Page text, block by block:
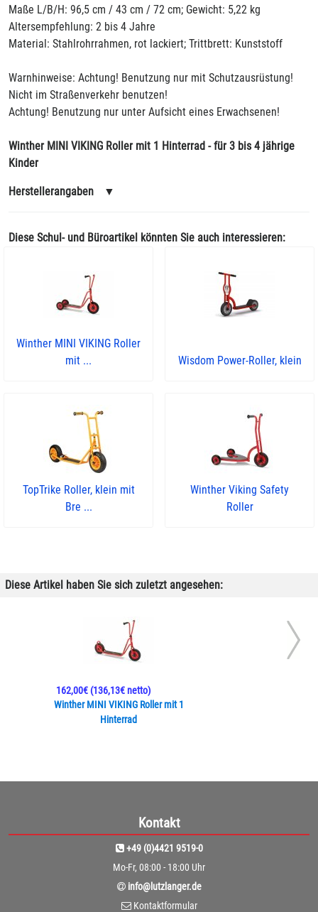
Maße L/B/H: 96,5 cm / 43 cm / 72 cm; Gewicht: 5,22 kg
Altersempfehlung: 2 bis 4 Jahre
Material: Stahlrohrrahmen, rot lackiert; Trittbrett: Kunststoff
Warnhinweise: Achtung! Benutzung nur mit Schutzausrüstung!
Nicht im Straßenverkehr benutzen!
Achtung! Benutzung nur unter Aufsicht eines Erwachsenen!
Winther MINI VIKING Roller mit 1 Hinterrad - für 3 bis 4 jährige
Kinder
Herstellerangaben ▼
Diese Schul- und Büroartikel könnten Sie auch interessieren:
Winther MINI VIKING Roller
mit ...
Wisdom Power-Roller, klein
TopTrike Roller, klein mit
Bre ...
Winther Viking Safety
Roller
Diese Artikel haben Sie sich zuletzt angesehen:
Winther MINI VIKING Roller mit 1
Hinterrad
162,00€(136,13€ netto)
Kontakt
+49 (0)4421 9519-0
Mo-Fr, 08:00 - 18:00 Uhr
info@lutzlanger.de
Kontaktformular